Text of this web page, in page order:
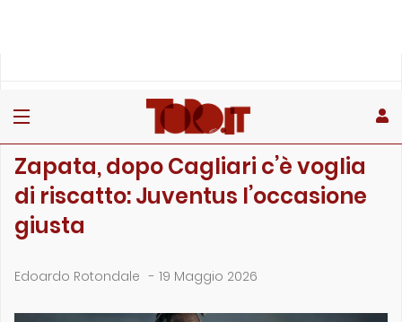
Zapata, dopo Cagliari c’è voglia
di riscatto: Juventus l’occasione
giusta
Edoardo Rotondale - 19 Maggio 2026